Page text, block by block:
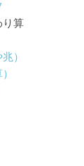
り算
）